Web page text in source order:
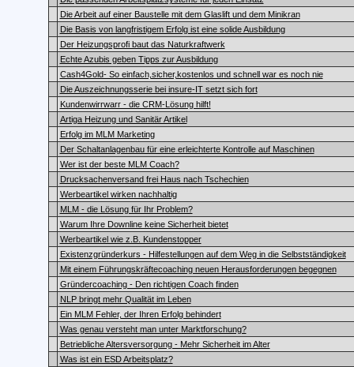
Die Arbeit auf einer Baustelle mit dem Glaslift und dem Minikran
Die Basis von langfristigem Erfolg ist eine solide Ausbildung
Der Heizungsprofi baut das Naturkraftwerk
Echte Azubis geben Tipps zur Ausbildung
Cash4Gold- So einfach,sicher,kostenlos und schnell war es noch nie
Die Auszeichnungsserie bei insure-IT setzt sich fort
Kundenwirrwarr - die CRM-Lösung hilft!
Artiga Heizung und Sanitär Artikel
Erfolg im MLM Marketing
Der Schaltanlagenbau für eine erleichterte Kontrolle auf Maschinen
Wer ist der beste MLM Coach?
Drucksachenversand frei Haus nach Tschechien
Werbeartikel wirken nachhaltig
MLM - die Lösung für Ihr Problem?
Warum Ihre Downline keine Sicherheit bietet
Werbeartikel wie z.B. Kundenstopper
Existenzgründerkurs - Hilfestellungen auf dem Weg in die Selbstständigkeit
Mit einem Führungskräftecoaching neuen Herausforderungen begegnen
Gründercoaching - Den richtigen Coach finden
NLP bringt mehr Qualität im Leben
Ein MLM Fehler, der Ihren Erfolg behindert
Was genau versteht man unter Marktforschung?
Betriebliche Altersversorgung - Mehr Sicherheit im Alter
Was ist ein ESD Arbeitsplatz?